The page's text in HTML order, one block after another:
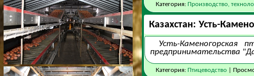
Категория: Производство,
Казахстан: Усть-
Усть-
предпринимательства
Категория: Птицеводство|